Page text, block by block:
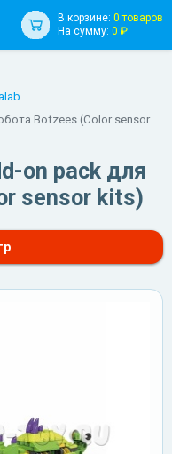
В корзине: 0 товаров
На сумму: 0 ₽
Botzees (Color sensor
on pack для
sensor kits)